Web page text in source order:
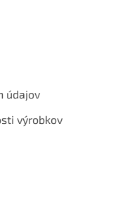
údajov
výrobkov